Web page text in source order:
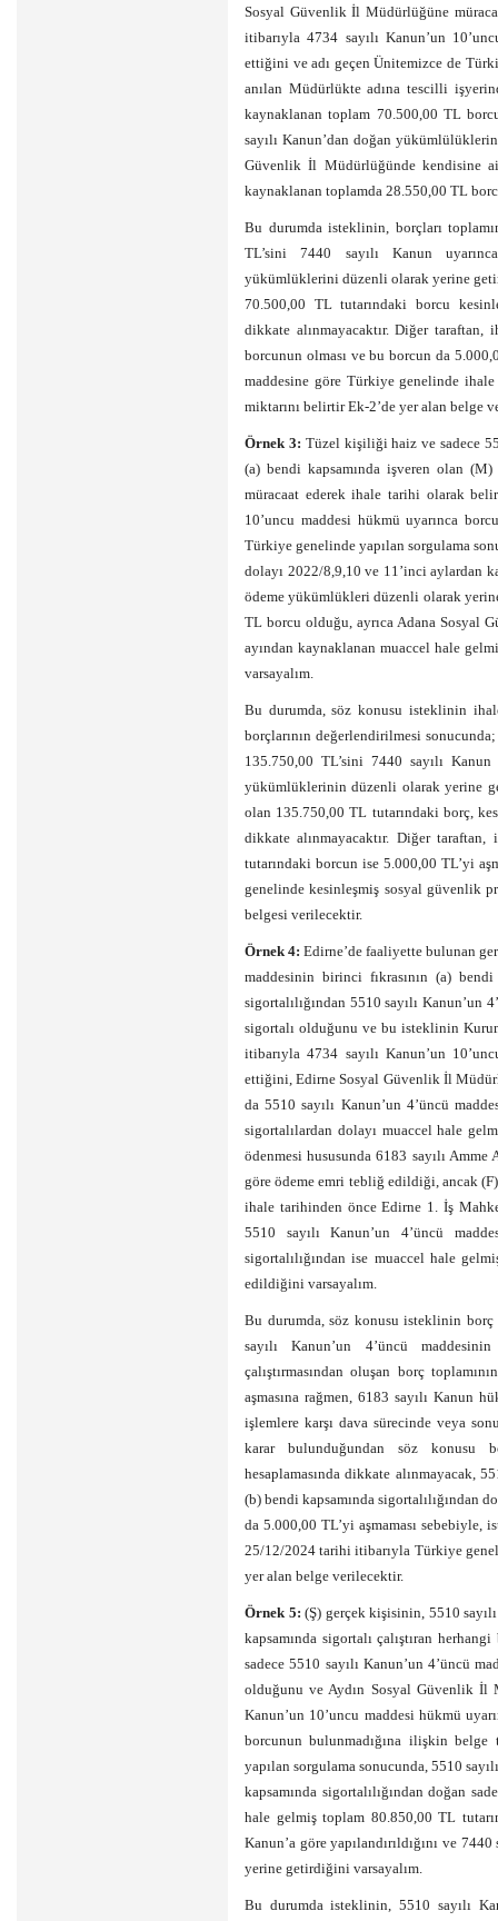
Sosyal Güvenlik İl Müdürlüğüne
itibarıyla 4734 sayılı Kanun’un
ettiğini ve adı geçen Ünitemizce de
anılan Müdürlükte adına tescilli
kaynaklanan toplam 70.500,00 TL
sayılı Kanun’dan doğan
Güvenlik İl Müdürlüğünde kendisine
kaynaklanan toplamda 28.550,00 TL
Bu durumda isteklinin, borçları
TL’sini 7440 sayılı Kanun
yükümlüklerini düzenli olarak yerine
70.500,00 TL tutarındaki borcu
dikkate alınmayacaktır. Diğer
borcunun olması ve bu borcun da
maddesine göre Türkiye genelinde
miktarını belirtir Ek-2’de yer alan belge
Örnek 3: Tüzel kişiliği haiz ve sadece
(a) bendi kapsamında işveren olan
müracaat ederek ihale tarihi olarak
10’uncu maddesi hükmü uyarınca
Türkiye genelinde yapılan sorgulama
dolayı 2022/8,9,10 ve 11’inci aylardan
ödeme yükümlükleri düzenli olarak
TL borcu olduğu, ayrıca Adana Sosyal
ayından kaynaklanan muaccel hale
varsayalım.
Bu durumda, söz konusu isteklinin
borçlarının değerlendirilmesi
135.750,00 TL’sini 7440 sayılı Kanun
yükümlüklerinin düzenli olarak yerine
olan 135.750,00 TL tutarındaki borç,
dikkate alınmayacaktır. Diğer
tutarındaki borcun ise 5.000,00 TL’yi
genelinde kesinleşmiş sosyal güvenlik
belgesi verilecektir.
Örnek 4: Edirne’de faaliyette bulunan
maddesinin birinci fıkrasının (a)
sigortalılığından 5510 sayılı Kanun’un
sigortalı olduğunu ve bu isteklinin
itibarıyla 4734 sayılı Kanun’un
ettiğini, Edirne Sosyal Güvenlik İl
da 5510 sayılı Kanun’un 4’üncü
sigortalılardan dolayı muaccel hale
ödenmesi hususunda 6183 sayılı
göre ödeme emri tebliğ edildiği, ancak (F)
ihale tarihinden önce Edirne 1. İş
5510 sayılı Kanun’un 4’üncü
sigortalılığından ise muaccel hale
edildiğini varsayalım.
Bu durumda, söz konusu isteklinin borç
sayılı Kanun’un 4’üncü
çalıştırmasından oluşan borç
aşmasına rağmen, 6183 sayılı Kanun
işlemlere karşı dava sürecinde veya
karar bulunduğundan söz konusu
hesaplamasında dikkate alınmayacak,
(b) bendi kapsamında sigortalılığından
da 5.000,00 TL’yi aşmaması sebebiyle,
25/12/2024 tarihi itibarıyla Türkiye
yer alan belge verilecektir.
Örnek 5: (Ş) gerçek kişisinin, 5510
kapsamında sigortalı çalıştıran
sadece 5510 sayılı Kanun’un 4’üncü
olduğunu ve Aydın Sosyal Güvenlik İl
Kanun’un 10’uncu maddesi hükmü
borcunun bulunmadığına ilişkin
yapılan sorgulama sonucunda, 5510
kapsamında sigortalılığından doğan
hale gelmiş toplam 80.850,00 TL
Kanun’a göre yapılandırıldığını ve
yerine getirdiğini varsayalım.
Bu durumda isteklinin, 5510 sayılı